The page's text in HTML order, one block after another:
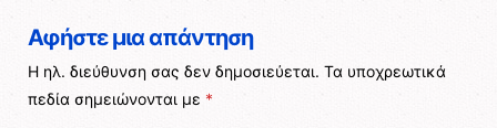
Αφήστε μια απάντηση
Η ηλ. διεύθυνση σας δεν δημοσιεύεται. Τα υποχρεωτικά
πεδία σημειώνονται με *